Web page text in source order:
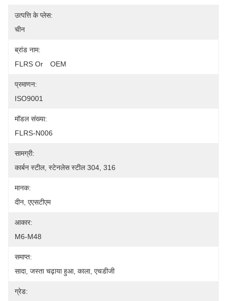
उत्पत्ति के प्लेस:
चीन
ब्रांड नाम:
FLRS Or　OEM
प्रमाणन:
ISO9001
मॉडल संख्या:
FLRS-N006
सामग्री:
कार्बन स्टील, स्टेनलेस स्टील 304, 316
मानक:
दीन, एएसटीएम
आकार:
M6-M48
समाप्त:
सादा, जस्ता चढ़ाया हुआ, काला, एचडीजी
ग्रेड: